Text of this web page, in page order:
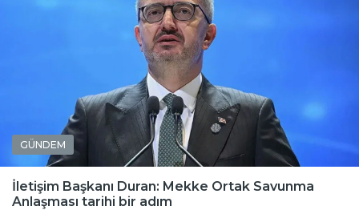
GÜNDEM
İletişim Başkanı Duran: Mekke Ortak Savunma
Anlaşması tarihi bir adım